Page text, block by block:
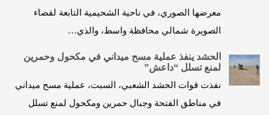
معرضها الصوري، في ناحية الشحيمية التابعة لقضاء
الصويرة شمالي محافظة واسط، والذي…
الحشد ينفذ عملية مسح ميداني في مكحول وحمرين
لمنع تسلل “داعش”
نفذت قوات الحشد الشعبي، السبت، عملية مسح ميداني
في مناطق الفتحة وجبال حمرين ومكحول لمنع تسلل